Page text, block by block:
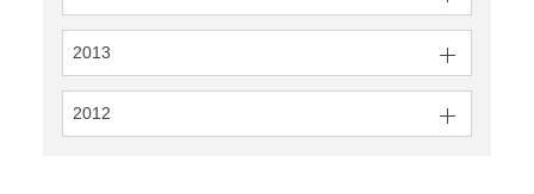
2013
2012